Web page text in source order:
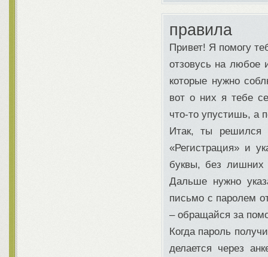
правила
Привет! Я помогу
отзовусь на
которые нужно
вот о них я тебе
что-то упустишь, а
Итак, ты решился
«Регистрация» и
буквы, без лишних
Дальше нужно
письмо с паролем
– обращайся за
Когда пароль
делается через